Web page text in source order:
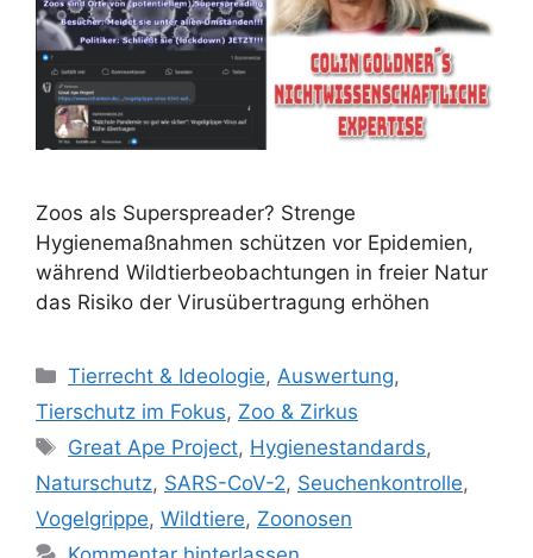
Zoos als Superspreader? Strenge
Hygienemaßnahmen schützen vor Epidemien,
während Wildtierbeobachtungen in freier Natur
das Risiko der Virusübertragung erhöhen
K
a
e
g
o
r
Tierrecht & Ideologie,Auswertung,
Tierschutz im Fokus, Zoo & Zirkus
S
c
l
Great Ape Project, Hygienestandards,
Naturschutz, SARS-CoV-2, Seuchenkontrolle,
Vogelgrippe, Wildtiere, Zoonosen